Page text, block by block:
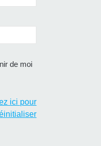
de moi
ici pour